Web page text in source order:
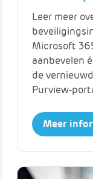
Leer meer
Microsoft
aanbevelen
de
Purview-
Meer